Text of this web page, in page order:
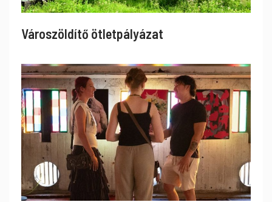
Városzöldítő ötletpályázat